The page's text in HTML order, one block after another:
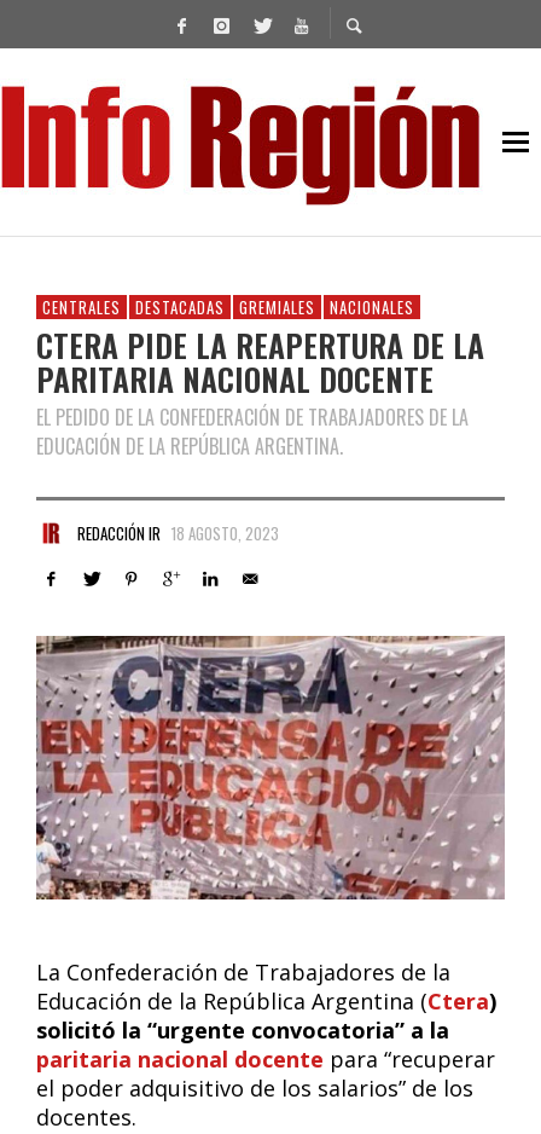
CENTRALES DESTACADAS GREMIALES NACIONALES
CTERA PIDE LA REAPERTURA DE LA
PARITARIA NACIONAL DOCENTE
EL PEDIDO DE LA CONFEDERACIÓN DE TRABAJADORES DE LA
EDUCACIÓN DE LA REPÚBLICA ARGENTINA.
REDACCIÓN IR 18 AGOSTO, 2023
La Confederación de Trabajadores de la
Educación de la República Argentina (Ctera)
solicitó la “urgente convocatoria” a la
paritaria nacional docente para “recuperar
el poder adquisitivo de los salarios” de los
docentes.